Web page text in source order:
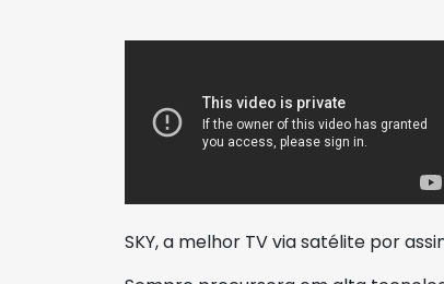
SKY, a melhor TV via satélite por